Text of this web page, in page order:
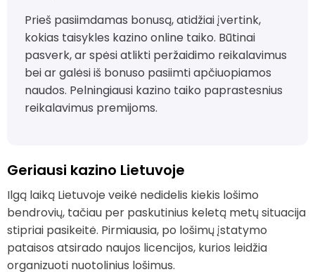
Prieš pasiimdamas bonusą, atidžiai įvertink,
kokias taisykles kazino online taiko. Būtinai
pasverk, ar spėsi atlikti peržaidimo reikalavimus
bei ar galėsi iš bonuso pasiimti apčiuopiamos
naudos. Pelningiausi kazino taiko paprastesnius
reikalavimus premijoms.
Geriausi kazino Lietuvoje
Ilgą laiką Lietuvoje veikė nedidelis kiekis lošimo
bendrovių, tačiau per paskutinius keletą metų situacija
stipriai pasikeitė. Pirmiausia, po lošimų įstatymo
pataisos atsirado naujos licencijos, kurios leidžia
organizuoti nuotolinius lošimus.